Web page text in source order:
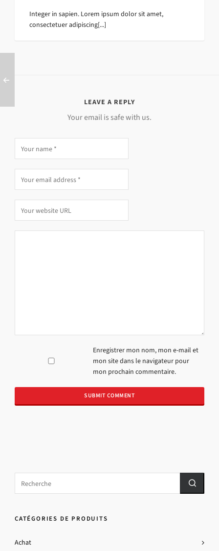
Integer in sapien. Lorem ipsum dolor sit amet,
consectetuer adipiscing[...]
LEAVE A REPLY
Your email is safe with us.
Enregistrer mon nom, mon e-mail et
mon site dans le navigateur pour
mon prochain commentaire.
CATÉGORIES DE PRODUITS
Achat